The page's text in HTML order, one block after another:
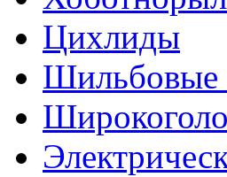
Цихлиды
Шильбовые